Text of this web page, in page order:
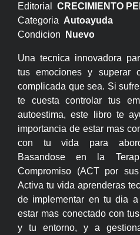
Editorial CRECIMIENTO
Categoria Autoayuda
Condicion
Nuevo
Una tecnica innovadora
tus emociones y superar
complicada que sea. Si
te cuesta controlar tus
autoestima, este libro te
importancia de estar mas
con tu vida para
Basandose en la
Compromiso (ACT por
Activa tu vida aprenderas
de implementar en tu dia
estar mas conectado con
y tu entorno, y a